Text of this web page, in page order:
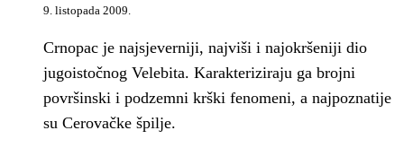
9. listopada 2009.
Crnopac je najsjeverniji, najviši i najokršeniji dio
jugoistočnog Velebita. Karakteriziraju ga brojni
površinski i podzemni krški fenomeni, a najpoznatije
su Cerovačke špilje.